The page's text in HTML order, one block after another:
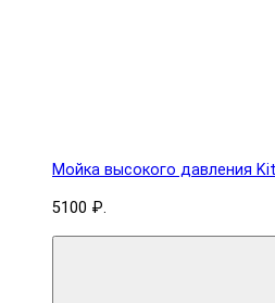
Мойка высокого давления
5100 ₽.